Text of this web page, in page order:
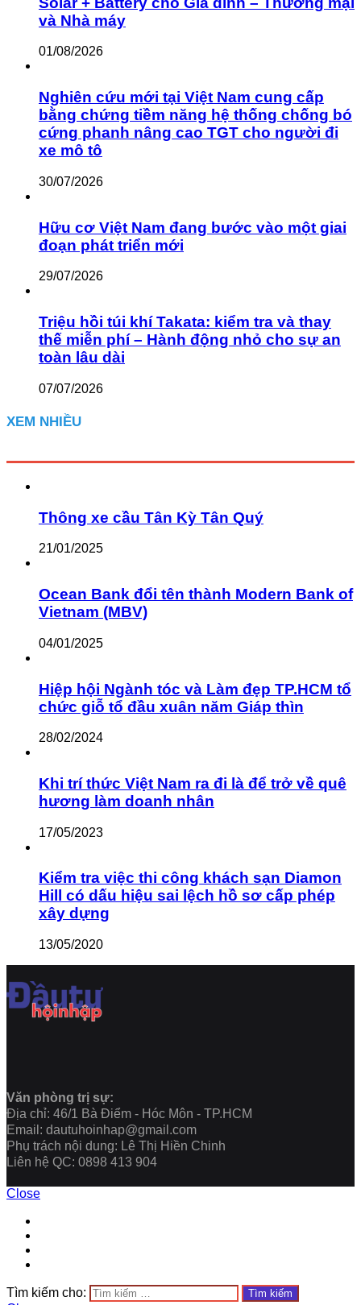
và Nhà máy
01/08/2026
Nghiên cứu mới tại Việt Nam cung cấp
bằng chứng tiềm năng hệ thống chống bó
cứng phanh nâng cao TGT cho người đi
xe mô tô
30/07/2026
Hữu cơ Việt Nam đang bước vào một giai
đoạn phát triển mới
29/07/2026
Triệu hồi túi khí Takata: kiểm tra và thay
thế miễn phí – Hành động nhỏ cho sự an
toàn lâu dài
07/07/2026
XEM NHIỀU
Thông xe cầu Tân Kỳ Tân Quý
21/01/2025
Ocean Bank đổi tên thành Modern Bank of
Vietnam (MBV)
04/01/2025
Hiệp hội Ngành tóc và Làm đẹp TP.HCM tổ
chức giỗ tổ đầu xuân năm Giáp thìn
28/02/2024
Khi trí thức Việt Nam ra đi là để trở về quê
hương làm doanh nhân
17/05/2023
Kiểm tra việc thi công khách sạn Diamon
Hill có dấu hiệu sai lệch hồ sơ cấp phép
xây dựng
13/05/2020
Văn phòng trị sự:
Địa chỉ: 46/1 Bà Điểm - Hóc Môn - TP.HCM
Email: dautuhoinhap@gmail.com
Phụ trách nội dung: Lê Thị Hiền Chinh
Liên hệ QC: 0898 413 904
Close
Tìm kiếm cho: